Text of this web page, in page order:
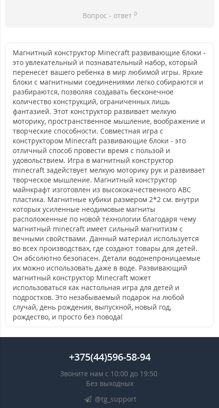
Вопрос - ответ 0
Магнитный конструктор Minecraft развивающие блоки -
это увлекательный и познавательный набор, который
перенесет вашего ребенка в мир любимой игры. Яркие
блоки с магнитными соединениями легко собираются и
разбираются, позволяя создавать бесконечное
количество конструкций, ограниченных лишь
фантазией. Этот конструктор развивает мелкую
моторику, пространственное мышление, воображение и
творческие способности. Совместная игра с
конструктором Minecraft развивающие блоки - это
отличный способ провести время с пользой и
удовольствием. Игра в магнитный конструктор
minecraft задействует мелкую моторику рук и развивает
творческое мышление. Магнитный конструктор
майнкрафт изготовлен из высококачественного ABC
пластика. Магнитные кубики размером 2*2 см. внутри
которых усиленные неодимовые магниты
расположенные по новой технологии благодаря чему
магнитный minecraft имеет сильный магнитизм с
вечными свойствами. Данный материал используется
во всех производствах, где создают товары для детей.
Он абсолютно безопасен. Детали водонепроницаемые
их можно использовать даже в воде. Развивающий
магнитный конструктор Minecraft может
использоваться как настольная игра для детей и
подростков. Это незабываемый подарок на любой
случай, день рождения, выпускной, новый год,
рождество, и просто без повода!
+375(44)596-58-94
Звоните нам с 10:00 до 19:50
Без выходных
@tg_support